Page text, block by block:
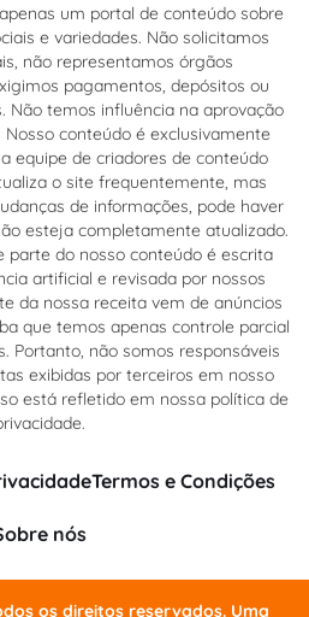
um portal de conteúdo sobre
e variedades. Não solicitamos
não representamos órgãos
pagamentos, depósitos ou
Não temos influência na aprovação
conteúdo é exclusivamente
equipe de criadores de conteúdo
o site frequentemente, mas
de informações, pode haver
esteja completamente atualizado.
do nosso conteúdo é escrita
artificial e revisada por nossos
da nossa receita vem de anúncios
que temos apenas controle parcial
Portanto, não somos responsáveis
exibidas por terceiros em nosso
está refletido em nossa política de
Termos e Condições
nós
os direitos reservados. Uma